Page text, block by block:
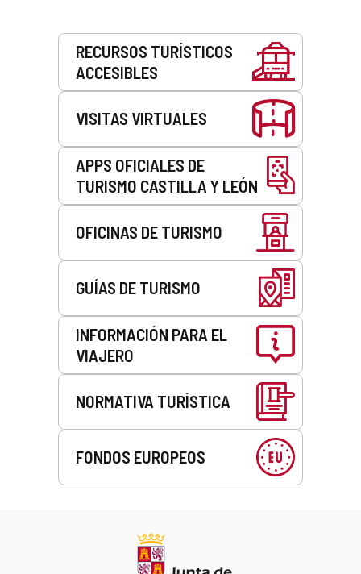
RECURSOS TURÍSTICOS
ACCESIBLES
VISITAS VIRTUALES
APPS OFICIALES DE
TURISMO CASTILLA Y LEÓN
OFICINAS DE TURISMO
GUÍAS DE TURISMO
INFORMACIÓN PARA EL
VIAJERO
NORMATIVA TURÍSTICA
FONDOS EUROPEOS